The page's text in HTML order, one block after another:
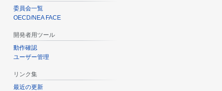
委員会一覧
OECD/NEA FACE
開発者用ツール
動作確認
ユーザー管理
リンク集
最近の更新